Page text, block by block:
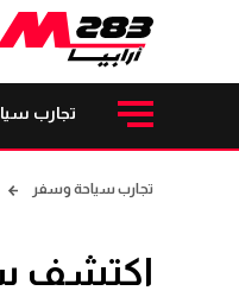
تجارب
تجارب سياحة وسفر
اكتشف